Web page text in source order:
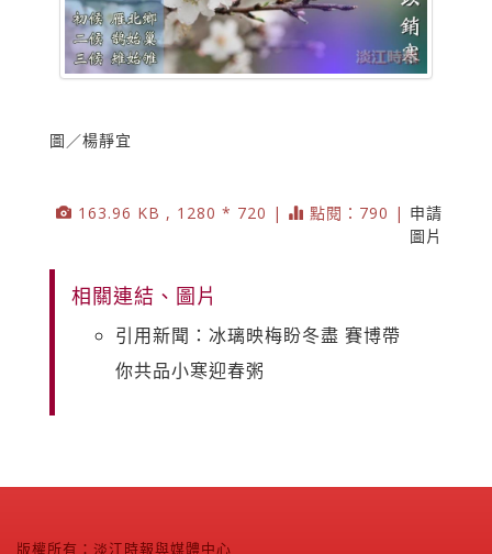
圖／楊靜宜
163.96 KB , 1280 * 720 | 點閱：790 | 申請
圖片
相關連結、圖片
引用新聞：冰璃映梅盼冬盡 賽博帶
你共品小寒迎春粥
版權所有：淡江時報與媒體中心